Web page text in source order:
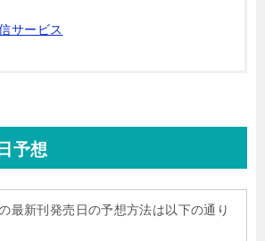
サービス
予想
最新刊発売日の予想方法は以下の通り